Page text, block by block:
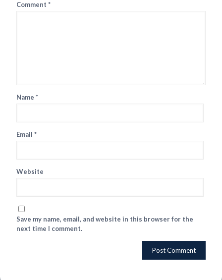
Comment *
Name *
Email *
Website
Save my name, email, and website in this browser for the
next time I comment.